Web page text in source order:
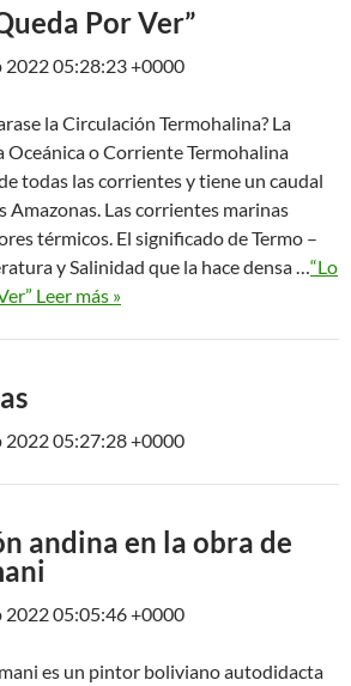
Por Ver”
2022 05:28:23 +0000
la Circulación Termohalina? La
o Corriente Termohalina
todas las corrientes y tiene un caudal
Amazonas. Las corrientes marinas
térmicos. El significado de Termo –
y Salinidad que la hace densa …“Lo
Leer más »
2022 05:27:28 +0000
andina en la obra de
2022 05:05:46 +0000
es un pintor boliviano autodidacta